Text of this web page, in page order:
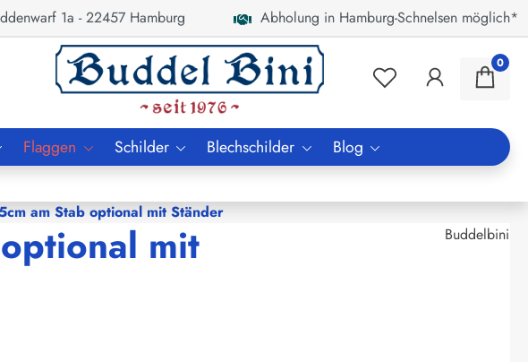
1a - 22457 Hamburg Abholung in Hamburg-Schnelsen möglich*
0
Flaggen Schilder Blechschilder Blog
am Stab optional mit Ständer
mit
Buddelbini